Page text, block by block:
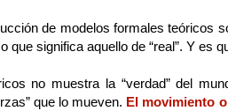
de modelos formales teóricos
que significa aquello de “real”. Y es
no muestra la “verdad” del
que lo mueven. El movimiento